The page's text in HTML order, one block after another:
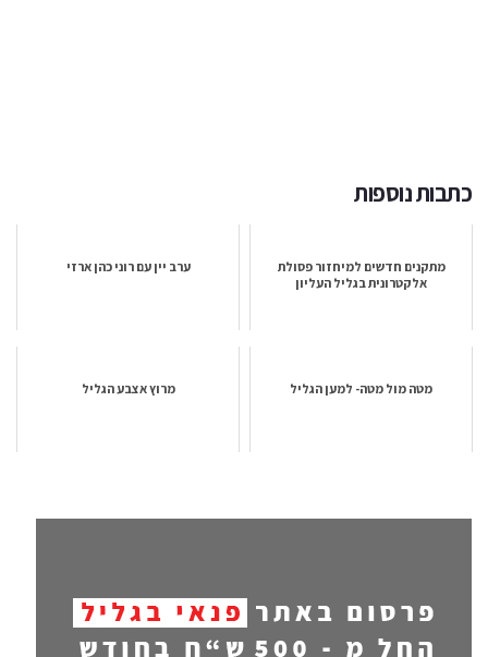
כתבות נוספות
מתקנים חדשים למיחזור פסולת
אלקטרונית בגליל העליון
ערב יין עם רוני כהן ארזי
מטה מול מטה- למען הגליל מרוץ אצבע הגליל